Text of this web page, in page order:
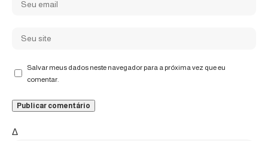
Salvar meus dados neste navegador para a próxima vez que eu
comentar.
Δ